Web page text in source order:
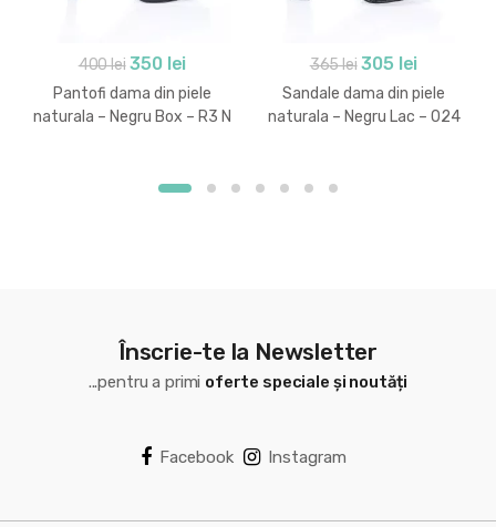
400lei Prețul
inițial
a
350 lei
curent
este:
Pantofi dama din piele
naturala – Negru Box – R3 N
365lei Prețul
inițial
a
305 lei
curent
este:
Sandale dama din piele
naturala – Negru Lac – 024
Înscrie-te la Newsletter
...pentru a primi oferte speciale și noutăți
Facebook Instagram